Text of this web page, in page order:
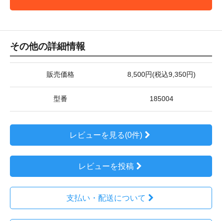
その他の詳細情報
販売価格 8,500円(税込9,350円)
型番 185004
レビューを見る(0件)
レビューを投稿
支払い・配送について